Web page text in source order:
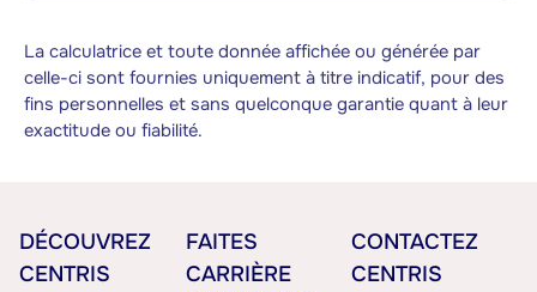
La calculatrice et toute donnée affichée ou générée par
celle-ci sont fournies uniquement à titre indicatif, pour des
fins personnelles et sans quelconque garantie quant à leur
exactitude ou fiabilité.
DÉCOUVREZ
CENTRIS
FAITES
CARRIÈRE
CONTACTEZ
CENTRIS